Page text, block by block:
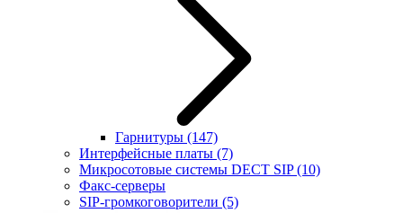
Гарнитуры (147)
Интерфейсные платы (7)
Микросотовые системы DECT SIP(10)
Факс-серверы
SIP-громкоговорители (5)